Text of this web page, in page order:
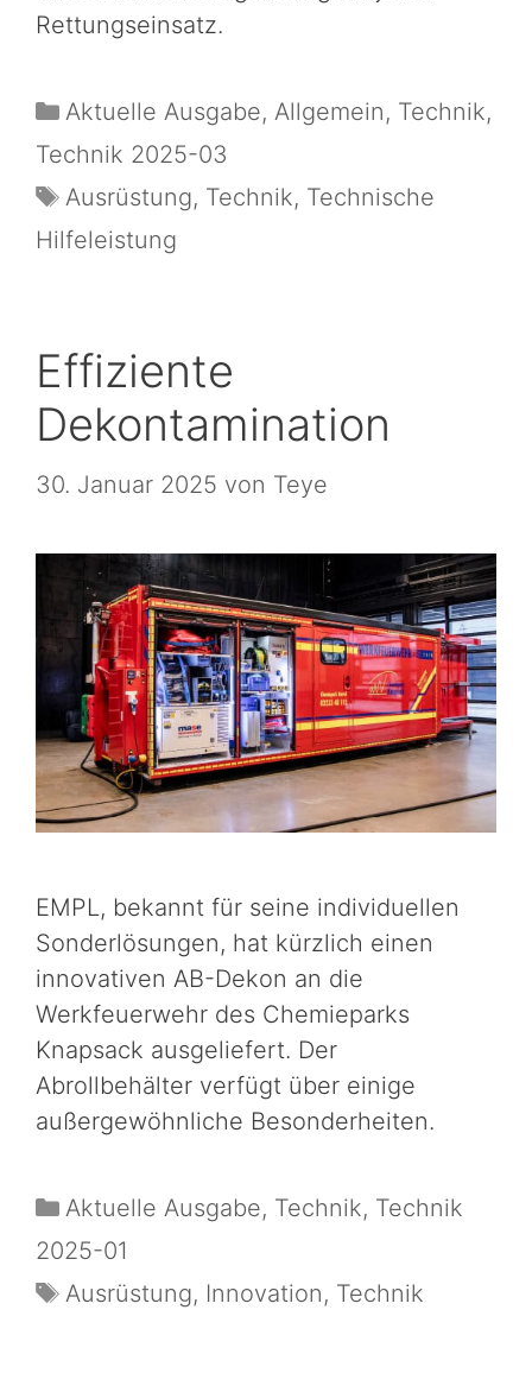
Rettungseinsatz.
Aktuelle Ausgabe, Allgemein, Technik,
Technik 2025-03
Ausrüstung, Technik, Technische
Hilfeleistung
Effiziente
Dekontamination
30. Januar 2025 von Teye
EMPL, bekannt für seine individuellen
Sonderlösungen, hat kürzlich einen
innovativen AB-Dekon an die
Werkfeuerwehr des Chemieparks
Knapsack ausgeliefert. Der
Abrollbehälter verfügt über einige
außergewöhnliche Besonderheiten.
Aktuelle Ausgabe, Technik, Technik
2025-01
Ausrüstung, Innovation, Technik